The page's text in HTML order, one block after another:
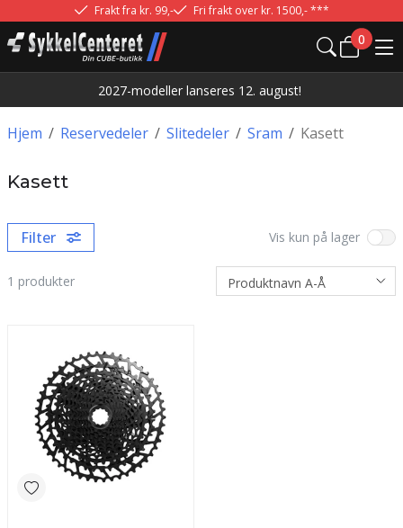
Frakt fra kr. 99,- Fri frakt over kr. 1500,- ***
0
2027-modeller lanseres 12. august!
/
Hjem /
Reservedeler /
Slitedeler /
Sram Kasett
Kasett
Filter Vis kun på lager
1 produkter